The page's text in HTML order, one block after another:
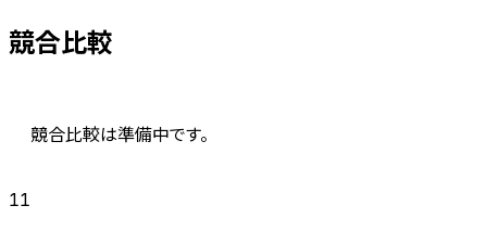
競合比較
競合比較は準備中です。
11